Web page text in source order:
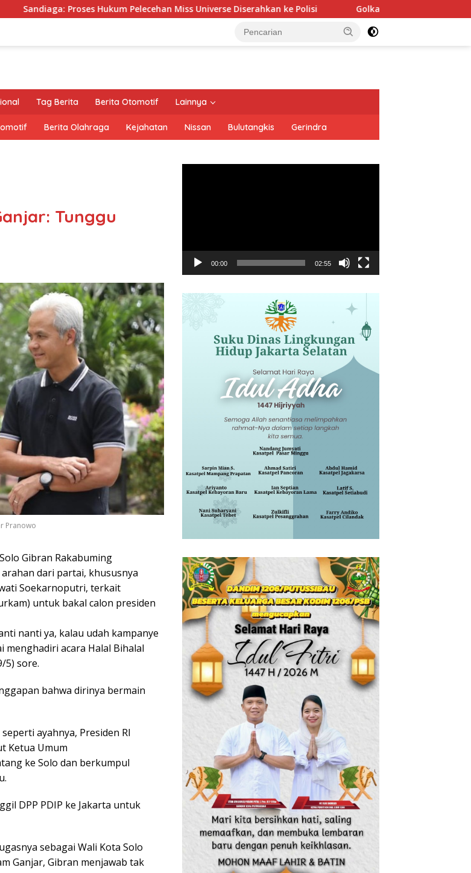
Hukum Pelecehan Miss Universe Diserahkan ke Polisi Golkar Resmi Dukung Prabowo Subianto di
Tag Berita Berita Otomotif Lainnya
Berita Olahraga Kejahatan Nissan Bulutangkis Gerindra
Tunggu
Pranowo
Gibran Rakabuming
dari partai, khususnya
Soekarnoputri, terkait
untuk bakal calon presiden
nanti ya, kalau udah kampanye
menghadiri acara Halal Bihalal
5) sore.
bahwa dirinya bermain
ayahnya, Presiden RI
Ketua Umum
ke Solo dan berkumpul
DPP PDIP ke Jakarta untuk
sebagai Wali Kota Solo
Ganjar, Gibran menjawab tak
00:00 02:55